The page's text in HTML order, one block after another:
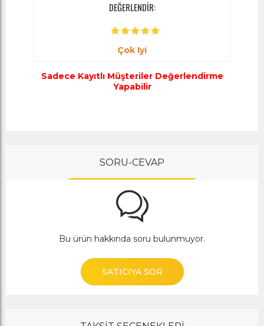
DEĞERLENDİR:
Çok Iyi
Sadece Kayıtlı Müşteriler Değerlendirme
Yapabilir
SORU-CEVAP
Bu ürün hakkında soru bulunmuyor.
SATICIYA SOR